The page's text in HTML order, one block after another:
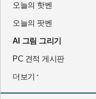
오늘의 핫벤
오늘의 팟벤
AI 그림 그리기
PC 견적 게시판
더보기